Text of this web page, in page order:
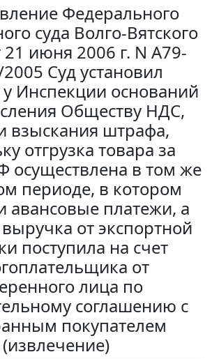
Федерального
суда Волго-Вятского
21 июня 2006 г. N А79-
Суд установил
у Инспекции оснований
Обществу НДС,
взыскания штрафа,
отгрузка товара за
осуществлена в том же
периоде, в котором
авансовые платежи, а
от экспортной
поступила на счет
от
лица по
соглашению с
покупателем
(извлечение)